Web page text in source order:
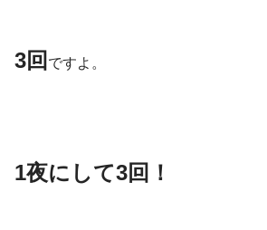
3回 ですよ。
1夜にして3回！